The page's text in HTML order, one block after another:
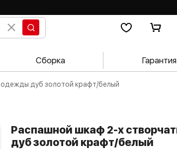
Сборка Гарантия
одежды дуб золотой крафт/белый
Распашной шкаф 2-х створчатый Квартет-13 для одежды
дуб золотой крафт/белый